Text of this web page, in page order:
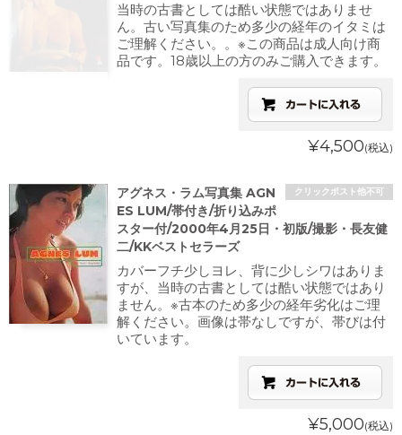
当時の古書としては酷い状態ではありませ
ん。古い写真集のため多少の経年のイタミは
ご理解ください。。※この商品は成人向け商
品です。18歳以上の方のみご購入できます。
¥4,500(税込)
クリックポスト他不可
アグネス・ラム写真集 AGN
ES LUM/帯付き/折り込みポ
スター付/2000年4月25日・初版/撮影・長友健
二/KKベストセラーズ
カバーフチ少しヨレ、背に少しシワはありま
すが、当時の古書としては酷い状態ではあり
ません。※古本のため多少の経年劣化はご理
解ください。画像は帯なしですが、帯びは付
いています。
¥5,000(税込)